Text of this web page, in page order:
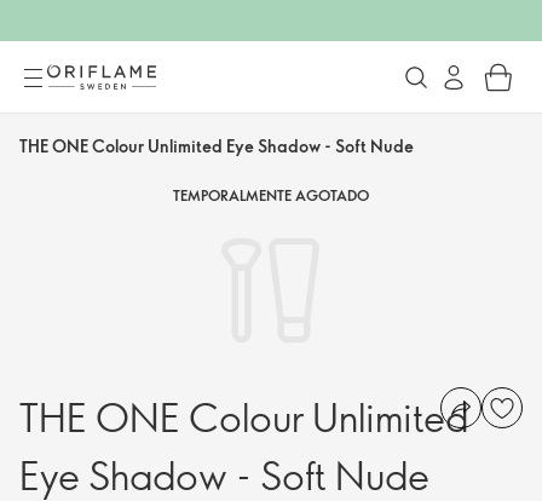
THE ONE Colour Unlimited Eye Shadow - Soft Nude
TEMPORALMENTE AGOTADO
THE ONE Colour Unlimited
Eye Shadow - Soft Nude